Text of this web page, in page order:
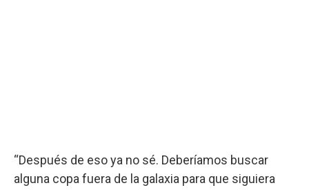
“Después de eso ya no sé. Deberíamos buscar
alguna copa fuera de la galaxia para que siguiera